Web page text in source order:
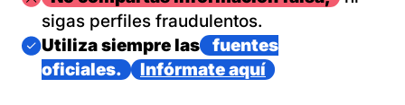
sigas perfiles fraudulentos.
Imagen
Utiliza siempre las
fuentes
oficiales.
Infórmate aquí